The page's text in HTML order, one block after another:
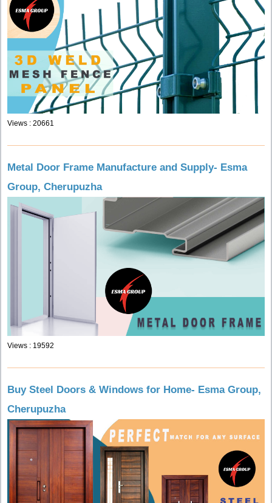
Views : 20661
Metal Door Frame Manufacture and Supply- Esma
Group, Cherupuzha
Views : 19592
Buy Steel Doors & Windows for Home- Esma Group,
Cherupuzha